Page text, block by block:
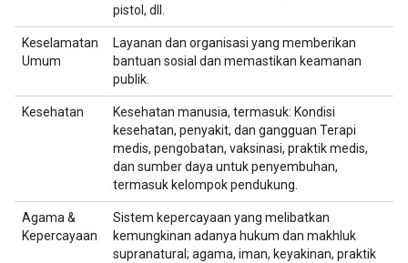
pistol, dll.
Keselamatan
Umum
Layanan dan organisasi yang memberikan
bantuan sosial dan memastikan keamanan
publik.
Kesehatan
Kesehatan manusia, termasuk: Kondisi
kesehatan, penyakit, dan gangguan Terapi
medis, pengobatan, vaksinasi, praktik medis,
dan sumber daya untuk penyembuhan,
termasuk kelompok pendukung.
Agama &
Kepercayaan
Sistem kepercayaan yang melibatkan
kemungkinan adanya hukum dan makhluk
supranatural; agama, iman, keyakinan, praktik